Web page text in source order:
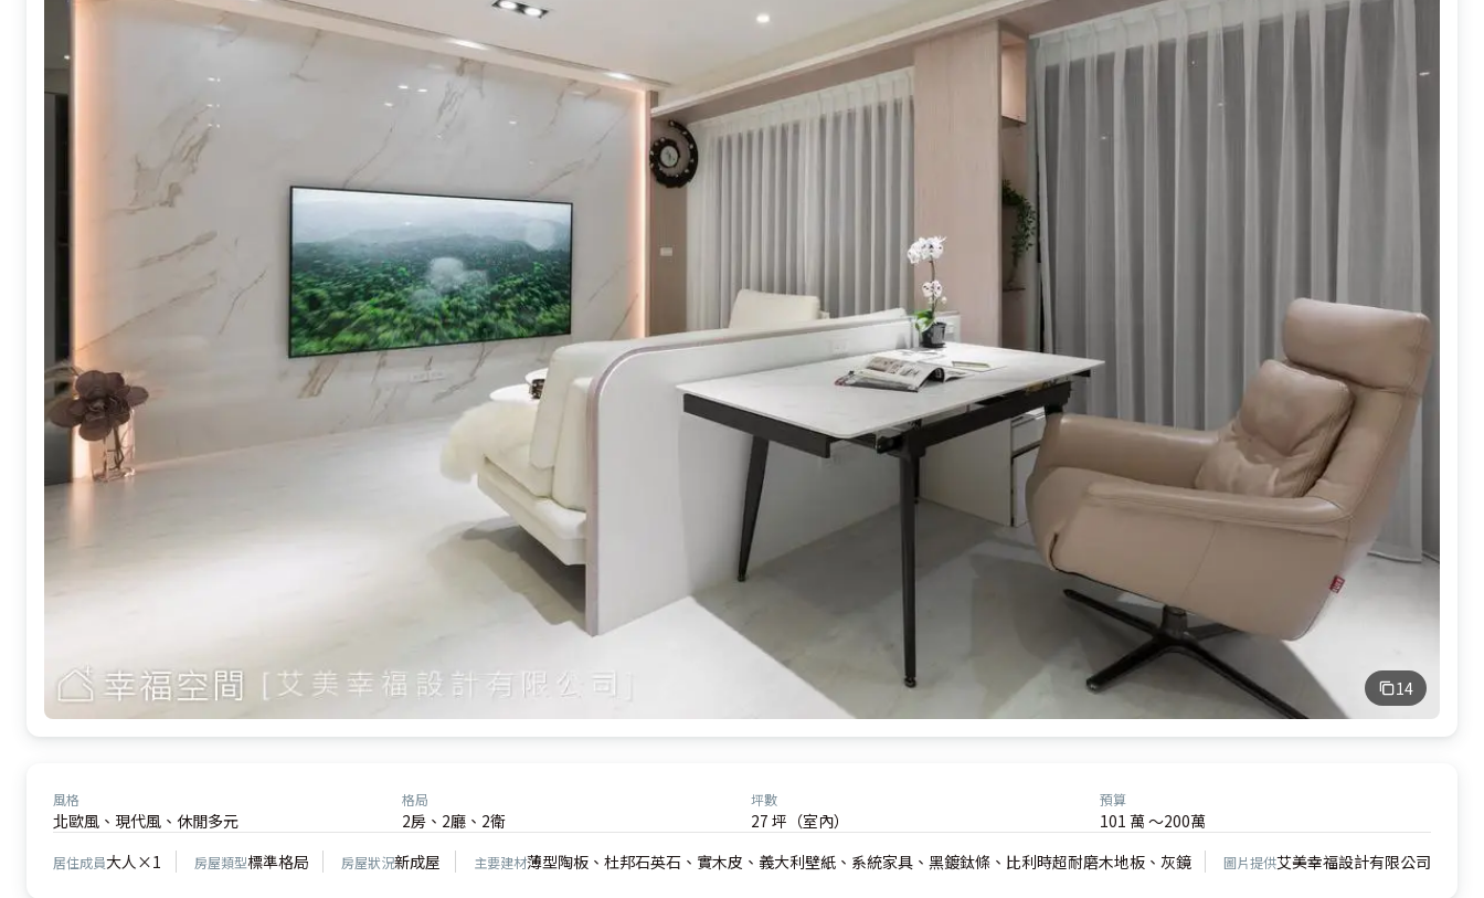
14
風格
北歐風、現代風、休閒多元
格局
2房、2廳、2衛
坪數
27 坪（室內）
預算
101 萬 ～200萬
居住成員大人×1 房屋類型標準格局 房屋狀況新成屋 主要建材薄型陶板、杜邦石英石、實木皮、義大利壁紙、系統家具、黑鍍鈦條、比利時超耐磨木地板、灰鏡 圖片提供艾美幸福設計有限公司